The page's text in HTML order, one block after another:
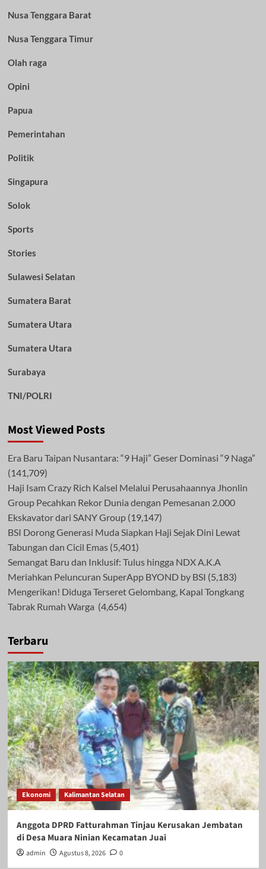
Nusa Tenggara Barat
Nusa Tenggara Timur
Olah raga
Opini
Papua
Pemerintahan
Politik
Singapura
Solok
Sports
Stories
Sulawesi Selatan
Sumatera Barat
Sumatera Utara
Sumatera Utara
Surabaya
TNI/POLRI
Most Viewed Posts
Era Baru Taipan Nusantara: “9 Haji” Geser Dominasi “9 Naga”
(141,709)
Haji Isam Crazy Rich Kalsel Melalui Perusahaannya Jhonlin
Group Pecahkan Rekor Dunia dengan Pemesanan 2.000
Ekskavator dari SANY Group (19,147)
BSI Dorong Generasi Muda Siapkan Haji Sejak Dini Lewat
Tabungan dan Cicil Emas (5,401)
Semangat Baru dan Inklusif: Tulus hingga NDX A.K.A
Meriahkan Peluncuran SuperApp BYOND by BSI (5,183)
Mengerikan! Diduga Terseret Gelombang, Kapal Tongkang
Tabrak Rumah Warga (4,654)
Terbaru
Ekonomi Kalimantan Selatan
Anggota DPRD Fatturahman Tinjau Kerusakan Jembatan
di Desa Muara Ninian Kecamatan Juai
admin Agustus 8, 2026 0